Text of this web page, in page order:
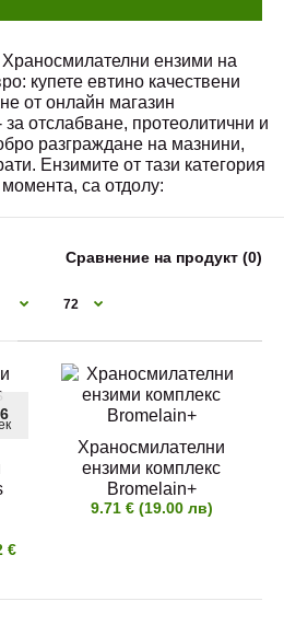
ензими на
купете евтино качествени
от онлайн магазин
отслабване, протеолитични и
разграждане на мазнини,
Eнзимите от тази категория
са отдолу:
Сравнение на продукт (0)
16
Мин
56
Сек
Myvitamins DigestiMax,
таблетки
9.72 € (19.01 лв)
€
Храносмилателни
ензими комплекс
Bromelain+
9.71 € (19.00 лв)